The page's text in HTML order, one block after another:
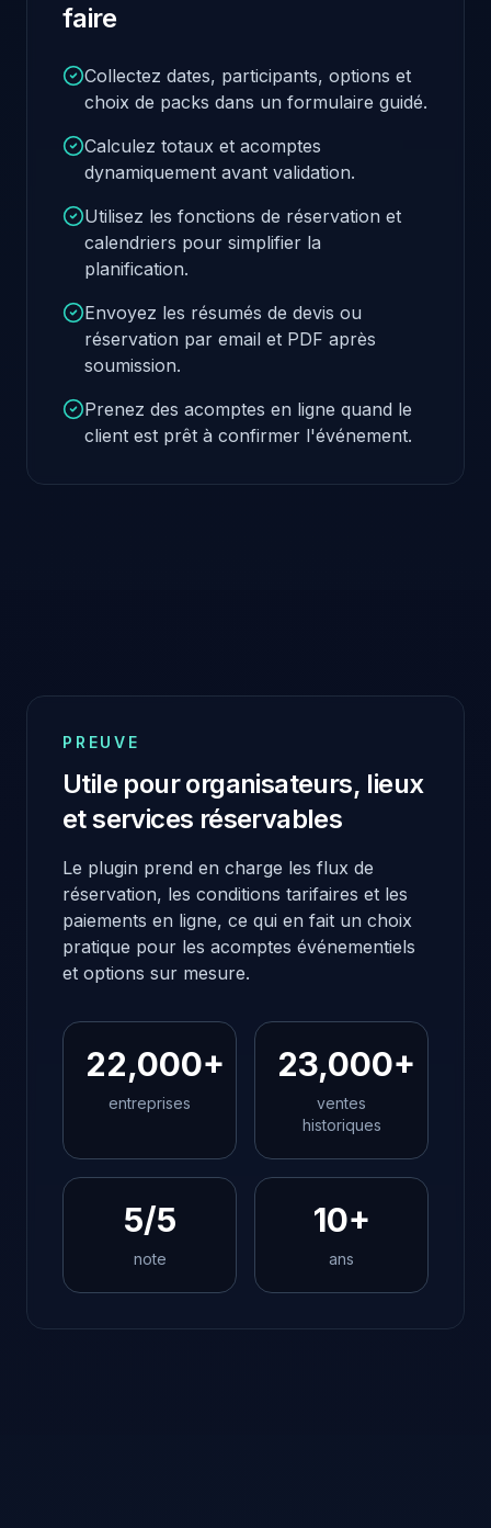
faire
Collectez dates, participants, options et
choix de packs dans un formulaire guidé.
Calculez totaux et acomptes
dynamiquement avant validation.
Utilisez les fonctions de réservation et
calendriers pour simplifier la
planification.
Envoyez les résumés de devis ou
réservation par email et PDF après
soumission.
Prenez des acomptes en ligne quand le
client est prêt à confirmer l'événement.
PREUVE
Utile pour organisateurs, lieux
et services réservables
Le plugin prend en charge les flux de
réservation, les conditions tarifaires et les
paiements en ligne, ce qui en fait un choix
pratique pour les acomptes événementiels
et options sur mesure.
22,000+
entreprises
23,000+
ventes
historiques
5/5
note
10+
ans